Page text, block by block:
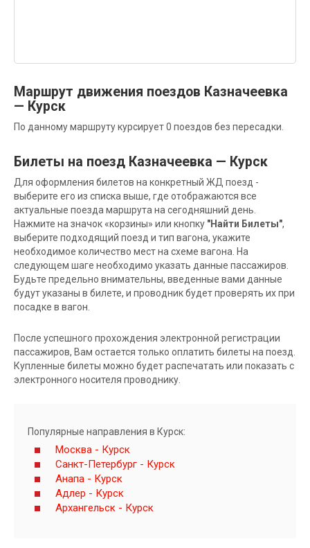
Маршрут движения поездов Казначеевка
— Курск
По данному маршруту курсирует 0 поездов без пересадки.
Билеты на поезд Казначеевка — Курск
Для оформления билетов на конкретный ЖД поезд -
выберите его из списка выше, где отображаются все
актуальные поезда маршрута на сегодняшний день.
Нажмите на значок «корзины» или кнопку "Найти Билеты",
выберите подходящий поезд и тип вагона, укажите
необходимое количество мест на схеме вагона. На
следующем шаге необходимо указать данные пассажиров.
Будьте предельно внимательны, введенные вами данные
будут указаны в билете, и проводник будет проверять их при
посадке в вагон.
После успешного прохождения электронной регистрации
пассажиров, Вам остается только оплатить билеты на поезд.
Купленные билеты можно будет распечатать или показать с
электронного носителя проводнику.
Популярные направления в Курск:
Москва - Курск
Санкт-Петербург - Курск
Анапа - Курск
Адлер - Курск
Архангельск - Курск